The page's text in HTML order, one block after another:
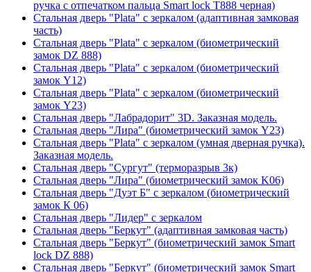
ручка с отпечатком пальца Smart lock T888 черная)
Стальная дверь "Plata" с зеркалом (адаптивная замковая
часть)
Стальная дверь "Plata" с зеркалом (биометрический
замок DZ 888)
Стальная дверь "Plata" с зеркалом (биометрический
замок Y12)
Стальная дверь "Plata" с зеркалом (биометрический
замок Y23)
Стальная дверь "Лабрадорит" 3D. Заказная модель.
Стальная дверь "Лира" (биометрический замок Y23)
Стальная дверь "Plata" с зеркалом (умная дверная ручка).
Заказная модель.
Стальная дверь "Сургут" (терморазрыв 3к)
Стальная дверь "Лира" (биометрический замок K06)
Стальная дверь "Дуэт Б" с зеркалом (биометрический
замок К 06)
Стальная дверь "Лидер" с зеркалом
Стальная дверь "Беркут" (адаптивная замковая часть)
Стальная дверь "Беркут" (биометрический замок Smart
lock DZ 888)
Стальная дверь "Беркут" (биометрический замок Smart